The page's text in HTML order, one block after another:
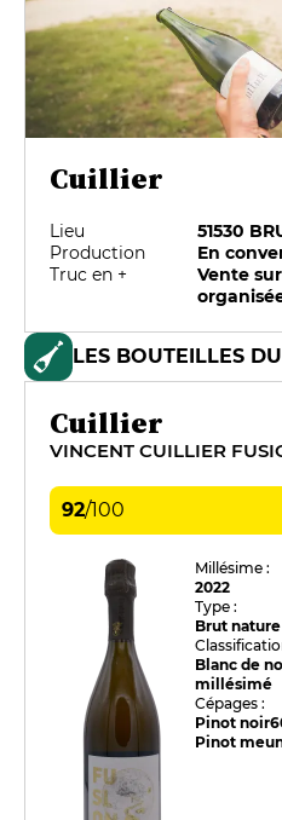
Cuillier
Lieu
51530
Production
En
Truc en +
Vente
LES BOUTEILLES
Cuillier
VINCENT CUILLIER
92/100
Millésime :
2022
Type :
Brut nature
Blanc de
millésimé
Cépages :
Pinot noir
Pinot